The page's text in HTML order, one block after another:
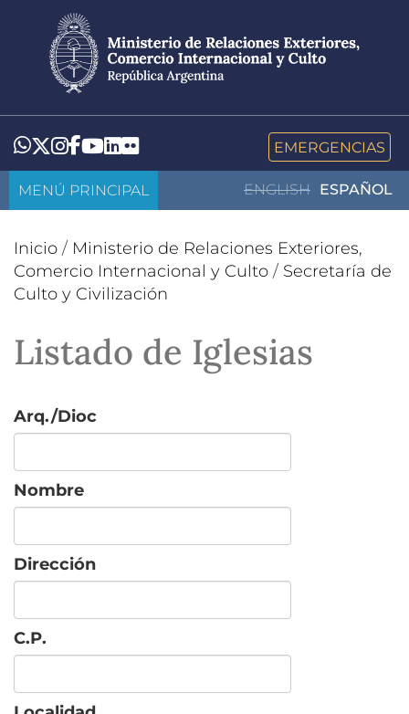
contenido
principal
Whatsapp
Twitter
Instagram
Facebook
YouTube
LinkedIn
Flickr EMERGENCIAS
ENGLISH ESPAÑOL
MENÚ PRINCIPAL
Inicio / Ministerio de Relaciones Exteriores,
Comercio Internacional y Culto / Secretaría de
Culto y Civilización
Listado de Iglesias
Arq./Dioc
Nombre
Dirección
C.P.